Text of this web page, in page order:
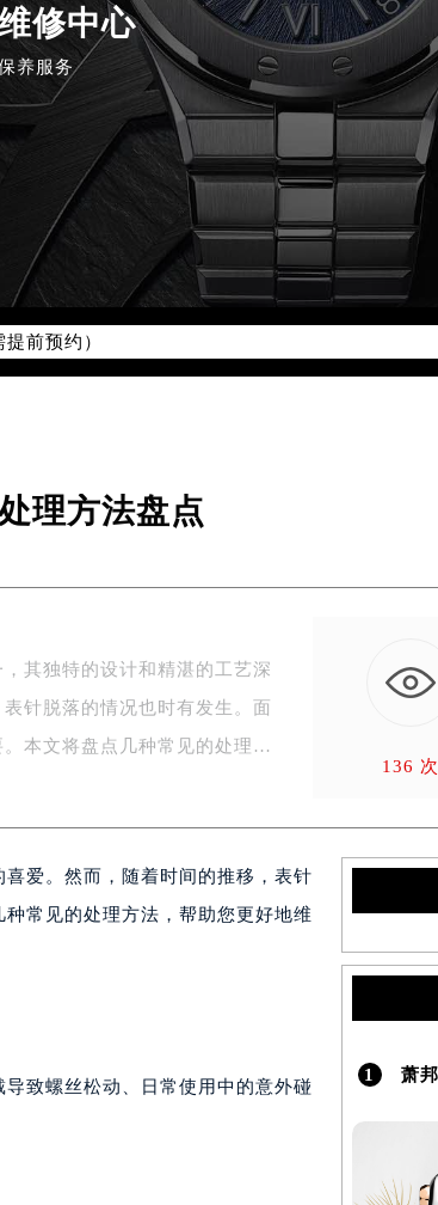
修中心
养服务
门、台湾全部区域（非大陆需加拨“+86”）
北京总部）（需提前预约）
）
预约）
约）
前预约）
提前预约）
）
层1706室（需提前预约）
提前预约）
14层07室（需提前预约）
需提前预约）
约）
约）
需提前预约）
需提前预约）
理方法盘点
其独特的设计和精湛的工艺深
针脱落的情况也时有发生。面
本文将盘点几种常见的处理
136 次
爱。然而，随着时间的推移，表针
常见的处理方法，帮助您更好地维
致螺丝松动、日常使用中的意外碰
1